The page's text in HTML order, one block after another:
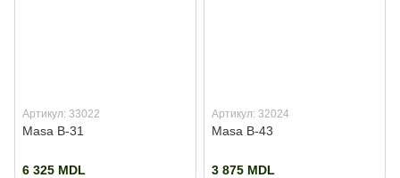
Артикул: 33022
Masa B-31
6 325 MDL
Артикул: 32024
Masa B-43
3 875 MDL